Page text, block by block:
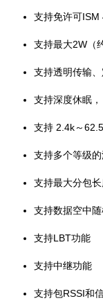
支持免许可
支持最大2W（
支持透明传输
支持深度休眠
支持 2.4k～
支持多个等级
支持最大分包
支持数据空中
支持LBT功能
支持中继功能
支持包RSSI和